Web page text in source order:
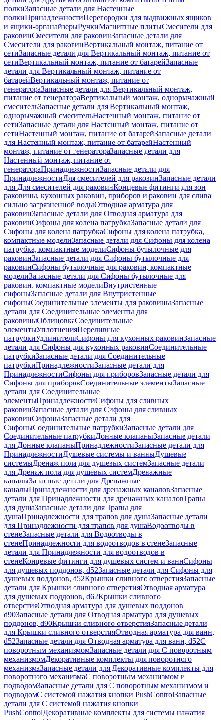
полкиЗапасные детали для Настенные
полкиПринадлежностиПерегородки для выдвижных ящиков
и ящики-органайзерыРучкиМагнитные плитыСмесители для
раковинСмесители для раковинЗапасные детали для
Смесители для раковинВертикальный монтаж, питание от
сетиЗапасные детали для Вертикальный монтаж, питание от
сетиВертикальный монтаж, питание от батарейЗапасные
детали для Вертикальный монтаж, питание от
батарейВертикальный монтаж, питание от
генератораЗапасные детали для Вертикальный монтаж,
питание от генератораВертикальный монтаж, однорычажный
смесительЗапасные детали для Вертикальный монтаж,
однорычажный смесительНастенный монтаж, питание от
сетиЗапасные детали для Настенный монтаж, питание от
сетиНастенный монтаж, питание от батарейЗапасные детали
для Настенный монтаж, питание от батарейНастенный
монтаж, питание от генератораЗапасные детали для
Настенный монтаж, питание от
генератораПринадлежностиЗапасные детали для
ПринадлежностиДля смесителей для раковинЗапасные детали
для Для смесителей для раковинКонцевые фитинги для зон
раковины, кухонных раковин, приборов и раковин для слива
сильно загрязненной водыОтводная арматура для
раковинЗапасные детали для Отводная арматура для
раковинСифоны для колена патрубкаЗапасные детали для
Сифоны для колена патрубкаСифоны для колена патрубка,
компактные моделиЗапасные детали для Сифоны для колена
патрубка, компактные моделиСифоны бутылочные для
раковинЗапасные детали для Сифоны бутылочные для
раковинСифоны бутылочные для раковин, компактные
моделиЗапасные детали для Сифоны бутылочные для
раковин, компактные моделиВнутристенные
сифоныЗапасные детали для Внутристенные
сифоныСоединительные элементы для раковиныЗапасные
детали для Соединительные элементы для
раковиныОблицовкаСоединительные
элементыУплотненияПереливные
патрубкиУдлинителиСифоны для кухонных раковинЗапасные
детали для Сифоны для кухонных раковинСоединительные
патрубкиЗапасные детали для Соединительные
патрубкиПринадлежностиЗапасные детали для
ПринадлежностиСифоны для приборовЗапасные детали для
Сифоны для приборовСоединительные элементыЗапасные
детали для Соединительные
элементыПринадлежностиСифоны для сливных
раковинЗапасные детали для Сифоны для сливных
раковинСифоныЗапасные детали для
СифоныСоединительные патрубкиЗапасные детали для
Соединительные патрубкиДонные клапаныЗапасные детали
для Донные клапаныПринадлежностиЗапасные детали для
ПринадлежностиДушевые системы и ванныДушевые
системыДренаж пола для душевых системЗапасные детали
для Дренаж пола для душевых системДренажные
каналыЗапасные детали для Дренажные
каналыПринадлежности для дренажных каналовЗапасные
детали для Принадлежности для дренажных каналовТрапы
для душаЗапасные детали для Трапы для
душаПринадлежности для трапов для душаЗапасные детали
для Принадлежности для трапов для душаВодоотводы в
стенеЗапасные детали для Водоотводы в
стенеПринадлежности для водоотводов в стенеЗапасные
детали для Принадлежности для водоотводов в
стенеКонцевые фитинги для душевых систем и ваннСифоны
для душевых поддонов, d52Запасные детали для Сифоны для
душевых поддонов, d52Крышки сливного отверстияЗапасные
детали для Крышки сливного отверстияОтводная арматура
для душевых поддонов, d62Крышки сливного
отверстияОтводная арматура для душевых поддонов,
d90Запасные детали для Отводная арматура для душевых
поддонов, d90Крышки сливного отверстияЗапасные детали
для Крышки сливного отверстияОтводная арматура для ванн,
d52Запасные детали для Отводная арматура для ванн, d52С
поворотным механизмомЗапасные детали для С поворотным
механизмомДекоративные комплекты для поворотного
механизмаЗапасные детали для Декоративные комплекты для
поворотного механизмаС поворотным механизмом и
подводомЗапасные детали для С поворотным механизмом и
подводомС системой нажатия кнопки PushControlЗапасные
детали для С системой нажатия кнопки
PushControlДекоративные комплекты для системы нажатия